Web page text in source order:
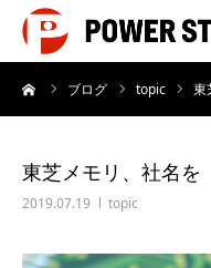
ブログ topic 東
東芝メモリ、社名を
2019.07.19 topic
サービス